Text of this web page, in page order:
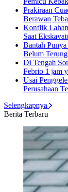
Prakiraan
Berawan
Konflik
Saat
Bantah
Belum
Di Tengah
Febrio 1 jam
Usai
Perusahaan
Selengkapnya
Berita Terbaru